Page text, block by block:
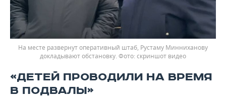
На месте развернут оперативный штаб, Рустаму Минниханову
докладывают обстановку.
скриншот видео
«ДЕТЕЙ ПРОВОДИЛИ НА ВРЕМЯ
В ПОДВАЛЫ»